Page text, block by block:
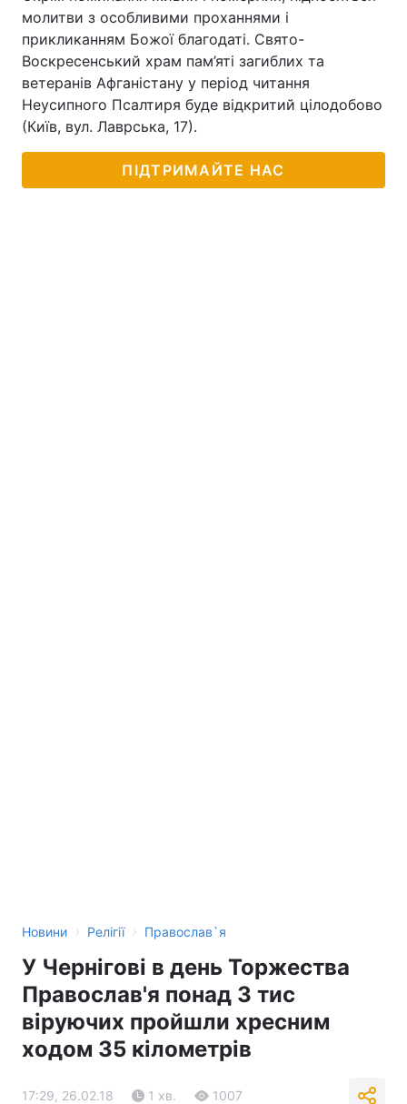
молитви з особливими проханнями і
прикликанням Божої благодаті. Свято-
Воскресенський храм пам’яті загиблих та
ветеранів Афганістану у період читання
Неусипного Псалтиря буде відкритий цілодобово
(Київ, вул. Лаврська, 17).
ПІДТРИМАЙТЕ НАС
Новини › Релігії › Православ`я
У Чернігові в день Торжества
Православ'я понад 3 тис
віруючих пройшли хресним
ходом 35 кілометрів
17:29, 26.02.18 1 хв. 1007